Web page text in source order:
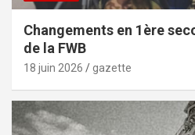
Changements en 1ère
de la FWB
18 juin 2026 gazette